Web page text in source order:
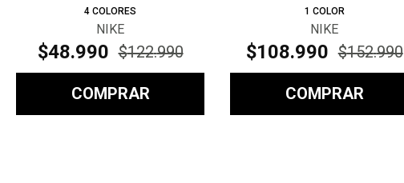
4 COLORES
NIKE
$48.990 $122.990
COMPRAR
1 COLOR
NIKE
$108.990 $152.990
COMPRAR